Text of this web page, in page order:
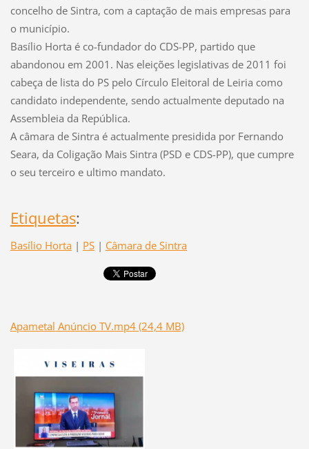
concelho de Sintra, com a captação de mais empresas para
o município.
Basílio Horta é co-fundador do CDS-PP, partido que
abandonou em 2001. Nas eleições legislativas de 2011 foi
cabeça de lista do PS pelo Círculo Eleitoral de Leiria como
candidato independente, sendo actualmente deputado na
Assembleia da República.
A câmara de Sintra é actualmente presidida por Fernando
Seara, da Coligação Mais Sintra (PSD e CDS-PP), que cumpre
o seu terceiro e ultimo mandato.
Etiquetas:
Basílio Horta | PS | Câmara de Sintra
Apametal Anúncio TV.mp4 (24,4 MB)